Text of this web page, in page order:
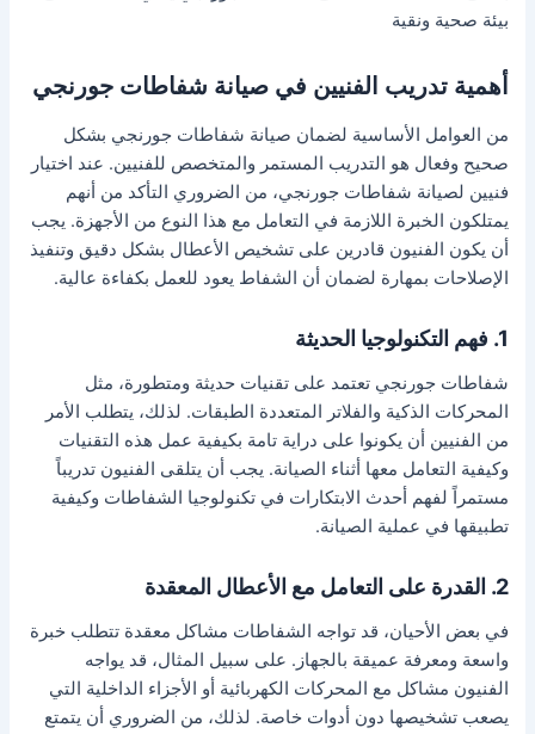
بيئة صحية ونقية
أهمية تدريب الفنيين في صيانة شفاطات جورنجي
من العوامل الأساسية لضمان صيانة شفاطات جورنجي بشكل
صحيح وفعال هو التدريب المستمر والمتخصص للفنيين. عند اختيار
فنيين لصيانة شفاطات جورنجي، من الضروري التأكد من أنهم
يمتلكون الخبرة اللازمة في التعامل مع هذا النوع من الأجهزة. يجب
أن يكون الفنيون قادرين على تشخيص الأعطال بشكل دقيق وتنفيذ
الإصلاحات بمهارة لضمان أن الشفاط يعود للعمل بكفاءة عالية.
1. فهم التكنولوجيا الحديثة
شفاطات جورنجي تعتمد على تقنيات حديثة ومتطورة، مثل
المحركات الذكية والفلاتر المتعددة الطبقات. لذلك، يتطلب الأمر
من الفنيين أن يكونوا على دراية تامة بكيفية عمل هذه التقنيات
وكيفية التعامل معها أثناء الصيانة. يجب أن يتلقى الفنيون تدريباً
مستمراً لفهم أحدث الابتكارات في تكنولوجيا الشفاطات وكيفية
تطبيقها في عملية الصيانة.
2. القدرة على التعامل مع الأعطال المعقدة
في بعض الأحيان، قد تواجه الشفاطات مشاكل معقدة تتطلب خبرة
واسعة ومعرفة عميقة بالجهاز. على سبيل المثال، قد يواجه
الفنيون مشاكل مع المحركات الكهربائية أو الأجزاء الداخلية التي
يصعب تشخيصها دون أدوات خاصة. لذلك، من الضروري أن يتمتع